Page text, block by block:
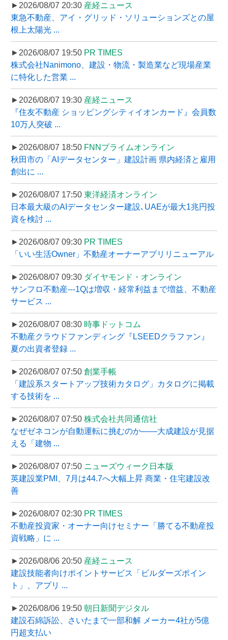
►2026/08/07 20:30 産経ニュース
東急不動産、アイ・グリッド・ソリューションズとの屋
根上太陽光 ...
►2026/08/07 19:50 PR TIMES
株式会社Nanimono、建設・物流・製造業など現場産業
に特化した営業 ...
►2026/08/07 19:30 産経ニュース
『住友不動産 ショッピングシティイオンカード』会員数
10万人突破 ...
►2026/08/07 18:50 FNNプライムオンライン
秋田市の「AIデータセンター」建設計画 県内経済と雇用
創出に ...
►2026/08/07 17:50 東洋経済オンライン
日本最大級のAIデータセンター建設､UAEが最大1兆円投
資を検討 ...
►2026/08/07 09:30 PR TIMES
「いい生活Owner」不動産オーナーアプリリニューアル
►2026/08/07 09:30 ダイヤモンド・オンライン
サンフロ不動産---1Qは増収・経常利益まで増益、不動産
サービス ...
►2026/08/07 08:30 時事ドットコム
不動産クラウドファンディング『LSEEDクラファン』
夏の出資者登録 ...
►2026/08/07 07:50 創業手帳
「建設系スタートアップ技術カタログ」カタログに掲載
する技術を ...
►2026/08/07 07:50 株式会社共同通信社
なぜゼネコンが自動運転に挑むのか――大成建設が見据
える「建物 ...
►2026/08/07 07:50 ニューズウィーク日本版
英建設業PMI、7月は44.7へ大幅上昇 商業・住宅建設改
善
►2026/08/07 02:30 PR TIMES
不動産投資家・オーナー向けセミナー「勝てる不動産投
資戦略」に ...
►2026/08/06 20:50 産経ニュース
建設技能者向けポイントサービス「ビルダーズポイン
ト」、アプリ ...
►2026/08/06 19:50 朝日新聞デジタル
建設石綿訴訟、さいたまで一部和解 メーカー4社が5億
円超支払い